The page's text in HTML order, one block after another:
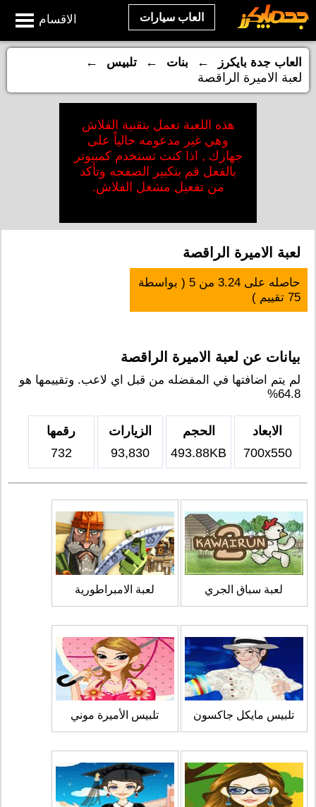
الاقسام العاب سيارات
العاب جدة بايكرز ← بنات ← تلبيس
←
لعبة الاميرة الراقصة
هذه اللعبة تعمل بتقنية الفلاش
وهي غير مدعومه حالياً على
جهازك , اذا كنت تستخدم كمبيوتر
بالفعل قم بتكبير الصفحه وتأكد
من تفعيل مشغل الفلاش.
لعبة الاميرة الراقصة
حاصله على3.24 من5 ( بواسطة
75 تقييم )
بيانات عن لعبة الاميرة الراقصة
لم يتم اضافتها في المفضله من قبل اي لاعب. وتقييمها هو
64.8%
الابعاد
700x550
الحجم
493.88KB
الزيارات
93,830
رقمها
732
لعبة سباق الجري لعبة الامبراطورية
تلبيس مايكل جاكسون تلبيس الأميرة موني